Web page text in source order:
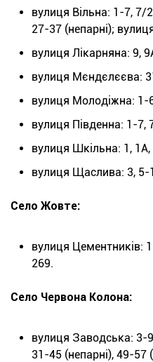
вулиця Вільна: 1-7, 7/
27-37 (непарні);
вулиця Лікарняна: 9,
вулиця Мєндєлєєва:
вулиця Молодіжна: 1-
вулиця Південна: 1-7,
вулиця Шкільна: 1, 1А,
вулиця Щаслива: 3, 5-
Село Жовте:
вулиця Цементників:
269.
Село Червона Колона:
вулиця Заводська: 3-9
31-45 (непарні), 49-57